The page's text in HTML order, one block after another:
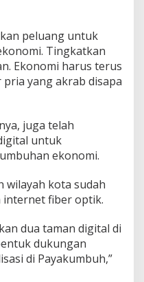
peluang untuk
Tingkatkan
Ekonomi harus terus
yang akrab disapa
juga telah
untuk
ekonomi.
wilayah kota sudah
fiber optik.
dua taman digital di
dukungan
di Payakumbuh,”